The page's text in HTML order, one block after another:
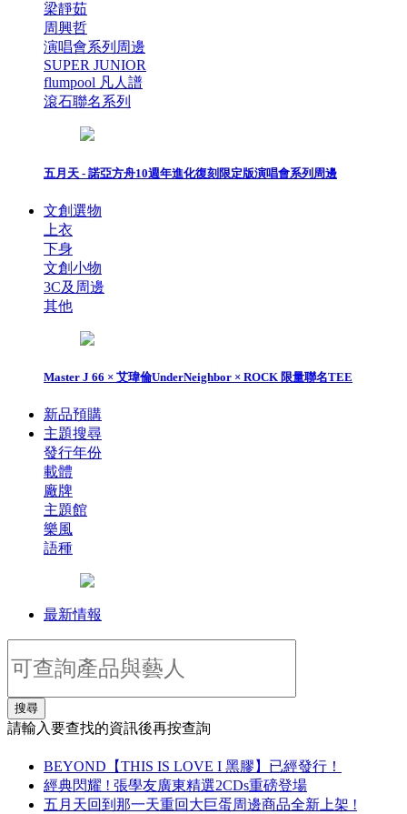
梁靜茹
周興哲
演唱會系列周邊
SUPER JUNIOR
flumpool 凡人譜
滾石聯名系列
五月天 - 諾亞方舟10週年進化復刻限定版演唱會系列周邊
文創選物
上衣
下身
文創小物
3C及周邊
其他
Master J 66 × 艾瑋倫UnderNeighbor × ROCK 限量聯名TEE
新品預購
主題搜尋
發行年份
載體
廠牌
主題館
樂風
語種
最新情報
搜尋
請輸入要查找的資訊後再按查詢
BEYOND【THIS IS LOVE I 黑膠】已經發行！
經典閃耀 ! 張學友廣東精選2CDs重磅登場
五月天回到那一天重回大巨蛋周邊商品全新上架 !